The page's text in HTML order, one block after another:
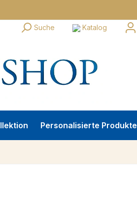
Suche Katalog
Personalisierte Produkte